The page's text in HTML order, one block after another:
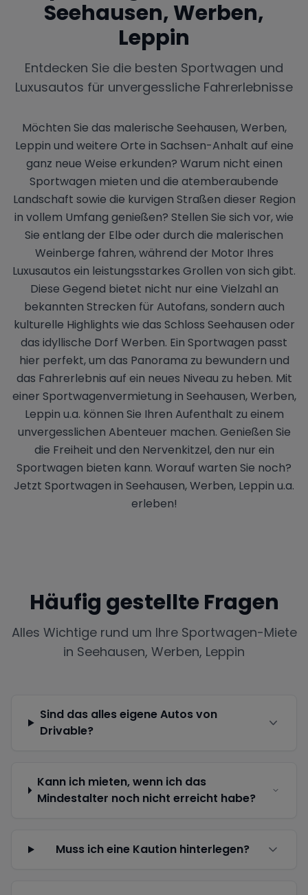
Seehausen, Werben,
Leppin
Entdecken Sie die besten Sportwagen und
Luxusautos für unvergessliche Fahrerlebnisse
Möchten Sie das malerische Seehausen, Werben,
Leppin und weitere Orte in Sachsen-Anhalt auf eine
ganz neue Weise erkunden? Warum nicht einen
Sportwagen mieten und die atemberaubende
Landschaft sowie die kurvigen Straßen dieser Region
in vollem Umfang genießen? Stellen Sie sich vor, wie
Sie entlang der Elbe oder durch die malerischen
Weinberge fahren, während der Motor Ihres
Luxusautos ein leistungsstarkes Grollen von sich gibt.
Diese Gegend bietet nicht nur eine Vielzahl an
bekannten Strecken für Autofans, sondern auch
kulturelle Highlights wie das Schloss Seehausen oder
das idyllische Dorf Werben. Ein Sportwagen passt
hier perfekt, um das Panorama zu bewundern und
das Fahrerlebnis auf ein neues Niveau zu heben. Mit
einer Sportwagenvermietung in Seehausen, Werben,
Leppin u.a. können Sie Ihren Aufenthalt zu einem
unvergesslichen Abenteuer machen. Genießen Sie
die Freiheit und den Nervenkitzel, den nur ein
Sportwagen bieten kann. Worauf warten Sie noch?
Jetzt Sportwagen in Seehausen, Werben, Leppin u.a.
erleben!
Häufig gestellte Fragen
Alles Wichtige rund um Ihre Sportwagen-Miete
in Seehausen, Werben, Leppin
Sind das alles eigene Autos von
Drivable?
Kann ich mieten, wenn ich das
Mindestalter noch nicht erreicht habe?
Muss ich eine Kaution hinterlegen?